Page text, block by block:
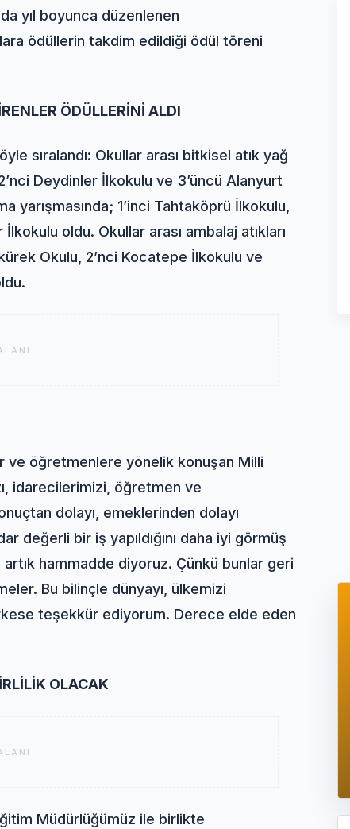
yıl boyunca düzenlenen
ödüllerin takdim edildiği ödül töreni
ÖDÜLLERİNİ ALDI
sıralandı: Okullar arası bitkisel atık yağ
Deydinler İlkokulu ve 3’üncü Alanyurt
yarışmasında; 1’inci Tahtaköprü İlkokulu,
oldu. Okullar arası ambalaj atıkları
Okulu, 2’nci Kocatepe İlkokulu ve
öğretmenlere yönelik konuşan Milli
idarecilerimizi, öğretmen ve
dolayı, emeklerinden dolayı
değerli bir iş yapıldığını daha iyi görmüş
artık hammadde diyoruz. Çünkü bunlar geri
Bu bilinçle dünyayı, ülkemizi
teşekkür ediyorum. Derece elde eden
OLACAK
Müdürlüğümüz ile birlikte